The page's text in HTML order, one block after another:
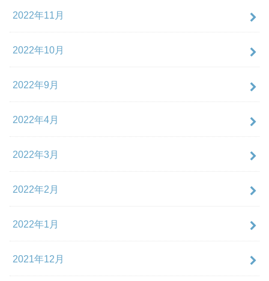
2022年11月
2022年10月
2022年9月
2022年4月
2022年3月
2022年2月
2022年1月
2021年12月